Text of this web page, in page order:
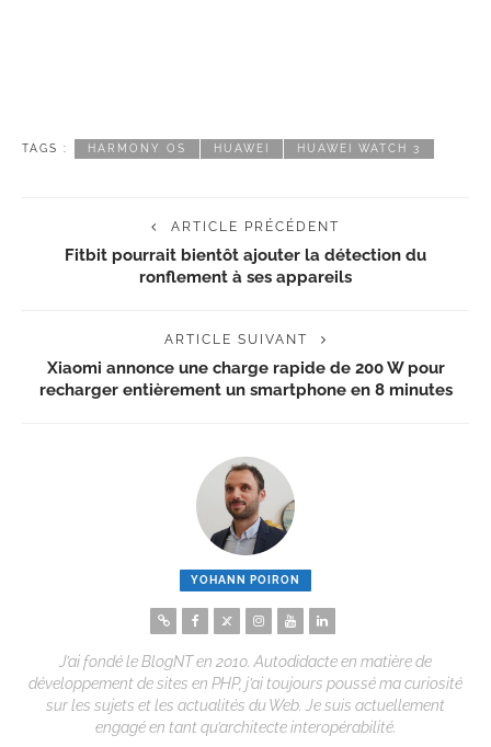
TAGS : HARMONY OS HUAWEI HUAWEI WATCH 3
ARTICLE PRÉCÉDENT
Fitbit pourrait bientôt ajouter la détection du
ronflement à ses appareils
ARTICLE SUIVANT
Xiaomi annonce une charge rapide de 200 W pour
recharger entièrement un smartphone en 8 minutes
YOHANN POIRON
J’ai fondé le BlogNT en 2010. Autodidacte en matière de
développement de sites en PHP, j’ai toujours poussé ma curiosité
sur les sujets et les actualités du Web. Je suis actuellement
engagé en tant qu’architecte interopérabilité.